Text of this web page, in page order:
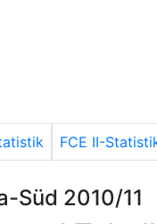
FCE II-
Süd 2010/11